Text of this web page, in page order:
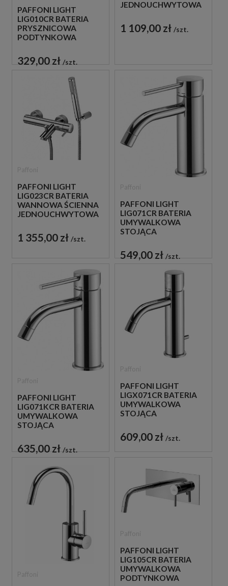
PAFFONI LIGHT
LIG010CR BATERIA
PRYSZNICOWA
PODTYNKOWA
CHROM
329,00 zł szt.
JEDNOUCHWYTOWA
1 109,00 zł szt.
PAFFONI LIGHT
LIG023CR BATERIA
WANNOWA ŚCIENNA
JEDNOUCHWYTOWA
1 355,00 zł szt.
PAFFONI LIGHT
LIG071CR BATERIA
UMYWALKOWA
STOJĄCA
CHROM
549,00 zł szt.
PAFFONI LIGHT
LIG071KCR BATERIA
UMYWALKOWA
STOJĄCA
CHROM
635,00 zł szt.
PAFFONI LIGHT
LIGX071CR BATERIA
UMYWALKOWA
STOJĄCA
CHROM
609,00 zł szt.
PAFFONI LIGHT
LIG105CR BATERIA
UMYWALKOWA
PODTYNKOWA